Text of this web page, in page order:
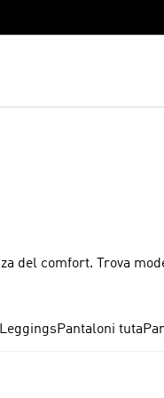
del comfort. Trova
LeggingsPantaloni tuta